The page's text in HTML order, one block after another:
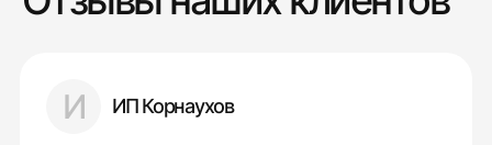
И ИП Корнаухов